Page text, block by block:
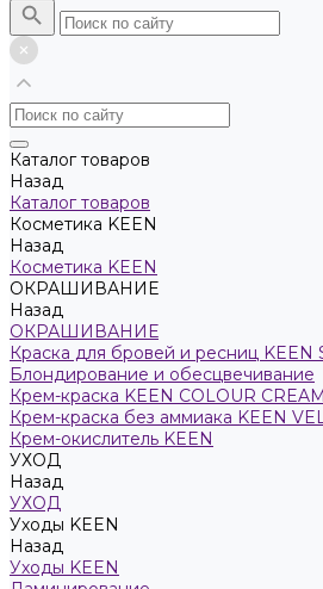
Каталог товаров
Назад
Каталог товаров
Косметика KEEN
Назад
Косметика KEEN
ОКРАШИВАНИЕ
Назад
ОКРАШИВАНИЕ
Краска для бровей и ресниц KEEN
Блондирование и обесцвечивание
Крем-краска KEEN COLOUR CREAM
Крем-краска без аммиака KEEN
Крем-окислитель KEEN
УХОД
Назад
УХОД
Уходы KEEN
Назад
Уходы KEEN